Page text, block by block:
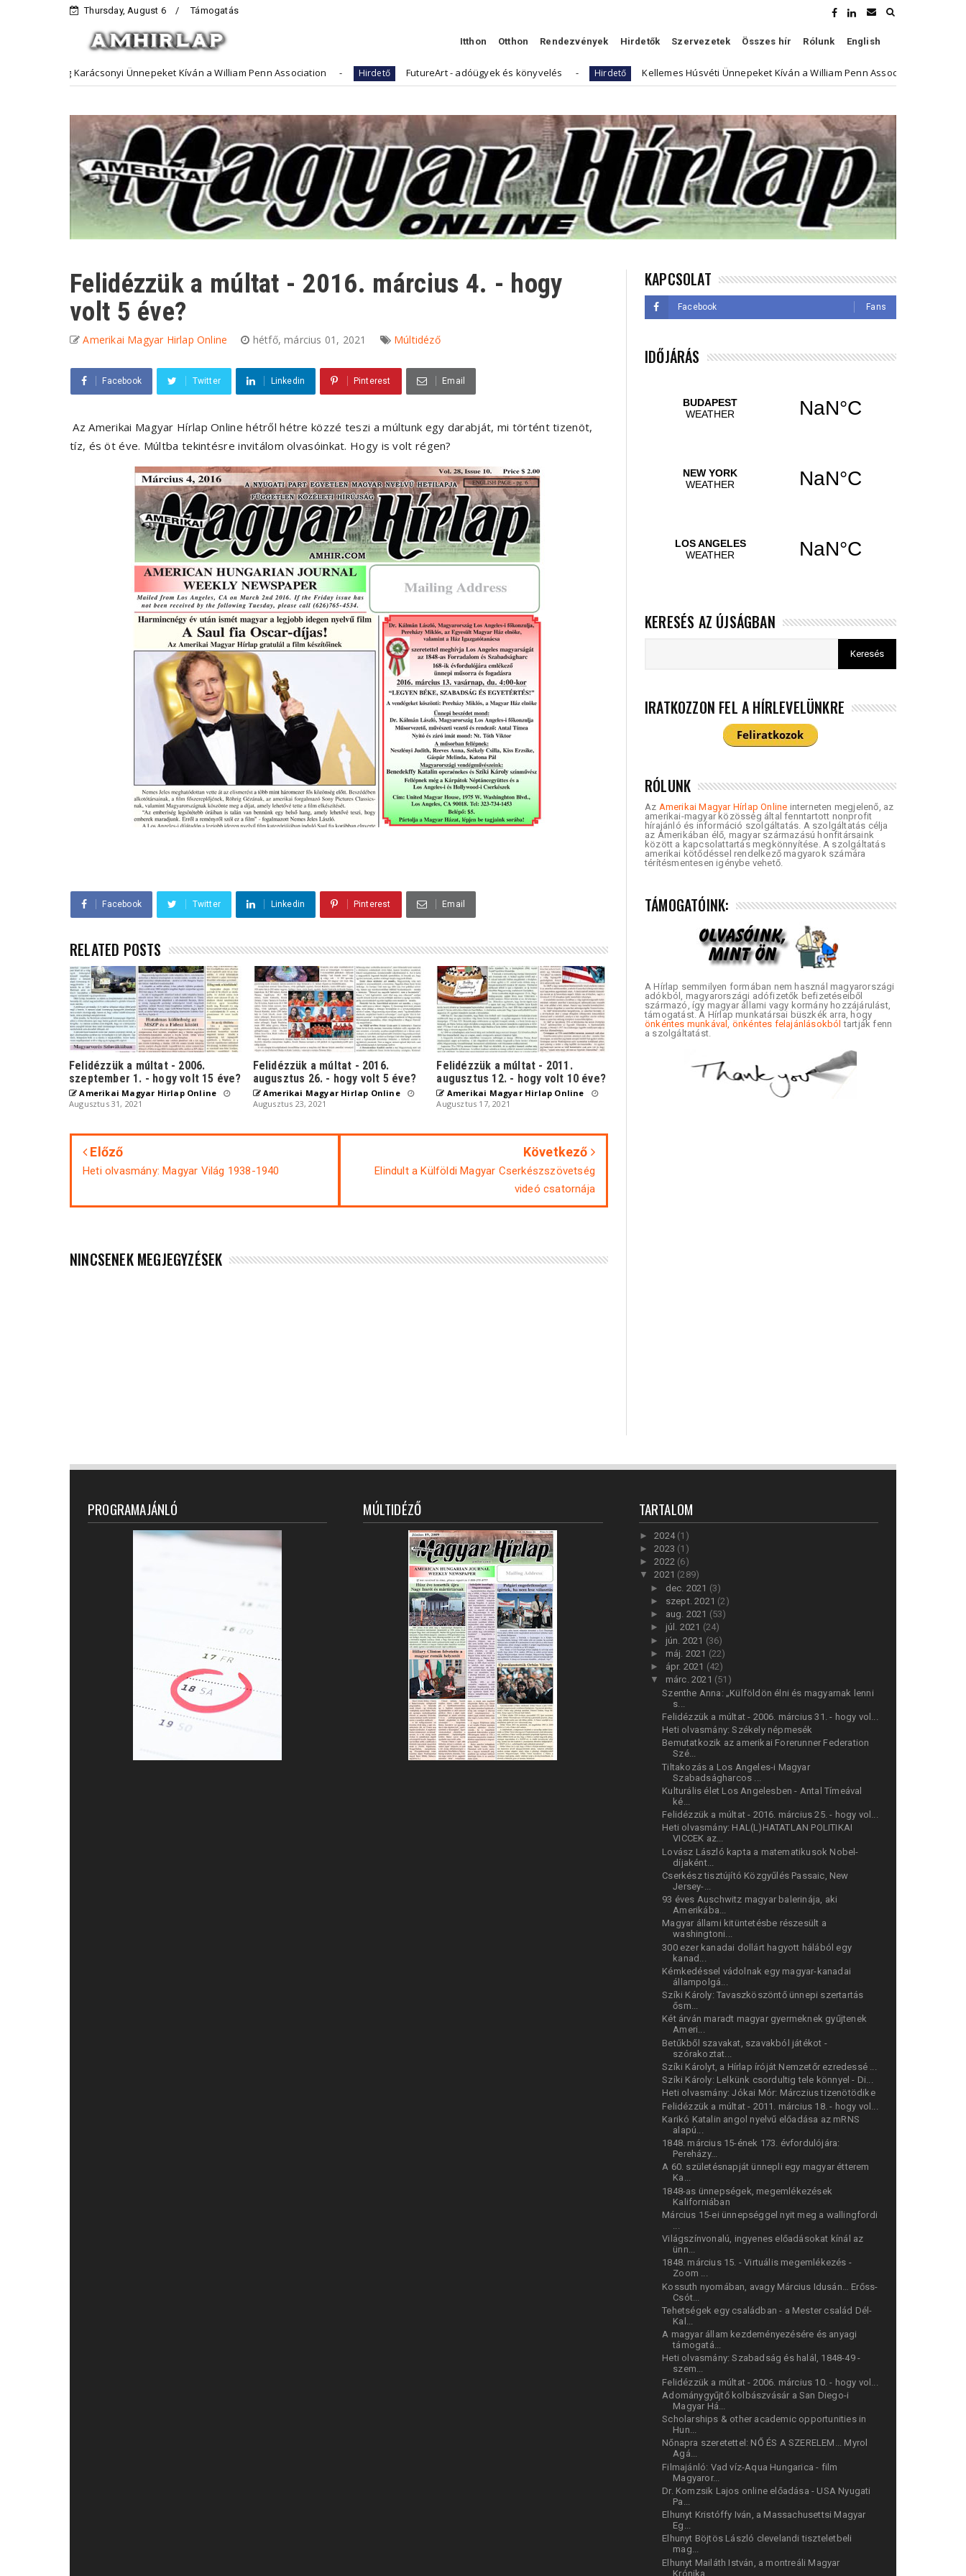
Thursday, August 6 Támogatás
Itthon Otthon Rendezvények Hirdetők Szervezetek Összes hír Rólunk English
Karácsonyi Ünnepeket Kíván a William Penn Association Hirdető FutureArt - adóügyek és könyvelés Hirdető Kellemes Húsvéti Ünnepeket Kíván a William Penn Association Kultúra
Felidézzük a múltat - 2016. március 4. - hogy
volt 5 éve?
Amerikai Magyar Hirlap Online hétfő, március 01, 2021 Múltidéző
Facebook Twitter Linkedin Pinterest Email
Az Amerikai Magyar Hírlap Online hétről hétre közzé teszi a múltunk egy darabját, mi történt tizenöt,
tíz, és öt éve. Múltba tekintésre invitálom olvasóinkat. Hogy is volt régen?
Facebook Twitter Linkedin Pinterest Email
RELATED POSTS
Felidézzük a múltat - 2006.
szeptember 1. - hogy volt 15 éve?
Amerikai Magyar Hirlap Online
Augusztus 31, 2021
Felidézzük a múltat - 2016.
augusztus 26. - hogy volt 5 éve?
Amerikai Magyar Hirlap Online
Augusztus 23, 2021
Felidézzük a múltat - 2011.
augusztus 12. - hogy volt 10 éve?
Amerikai Magyar Hirlap Online
Augusztus 17, 2021
Előző
Heti olvasmány: Magyar Világ 1938-1940
Következő
Elindult a Külföldi Magyar Cserkészszövetség
videó csatornája
NINCSENEK MEGJEGYZÉSEK
KAPCSOLAT
Facebook Fans
IDŐJÁRÁS
KERESÉS AZ ÚJSÁGBAN
IRATKOZZON FEL A HÍRLEVELÜNKRE
RÓLUNK
Az Amerikai Magyar Hírlap Online interneten megjelenő, az
amerikai-magyar közösség által fenntartott nonprofit
hírajánló és információ szolgáltatás. A szolgáltatás célja
az Amerikában élő, magyar származású honfitársaink
között a kapcsolattartás megkönnyítése. A szolgáltatás
amerikai kötődéssel rendelkező magyarok számára
térítésmentesen igénybe vehető.
TÁMOGATÓINK:
A Hírlap semmilyen formában nem használ magyarországi
adókból, magyarországi adófizetők befizetéseiből
származó, így magyar állami vagy kormány hozzájárulást,
támogatást. A Hírlap munkatársai büszkék arra, hogy
önkéntes munkával, önkéntes felajánlásokból tartják fenn
a szolgáltatást.
PROGRAMAJÁNLÓ MÚLTIDÉZŐ TARTALOM
►2024 (1)
►2023 (1)
►2022 (6)
▼2021 (289)
► dec. 2021 (3)
► szept. 2021 (2)
► aug. 2021 (53)
► júl. 2021 (24)
► jún. 2021 (36)
► máj. 2021 (22)
► ápr. 2021 (42)
▼ márc. 2021 (51)
Szenthe Anna: „Külföldön élni és magyarnak lenni
s...
Felidézzük a múltat - 2006. március 31. - hogy vol...
Heti olvasmány: Székely népmesék
Bemutatkozik az amerikai Forerunner Federation
Szé...
Tiltakozás a Los Angeles-i Magyar
Szabadságharcos ...
Kulturális élet Los Angelesben - Antal Tímeával
ké...
Felidézzük a múltat - 2016. március 25. - hogy vol...
Heti olvasmány: HAL(L)HATATLAN POLITIKAI
VICCEK az...
Lovász László kapta a matematikusok Nobel-
díjaként...
Cserkész tisztújító Közgyűlés Passaic, New
Jersey-...
93 éves Auschwitz magyar balerinája, aki
Amerikába...
Magyar állami kitüntetésbe részesült a
washingtoni...
300 ezer kanadai dollárt hagyott hálából egy
kanad...
Kémkedéssel vádolnak egy magyar-kanadai
állampolgá...
Szíki Károly: Tavaszköszöntő ünnepi szertartás
ősm...
Két árván maradt magyar gyermeknek gyűjtenek
Ameri...
Betűkből szavakat, szavakból játékot -
szórakoztat...
Szíki Károlyt, a Hírlap íróját Nemzetőr ezredessé ...
Szíki Károly: Lelkünk csordultig tele könnyel - Di...
Heti olvasmány: Jókai Mór: Márczius tizenötödike
Felidézzük a múltat - 2011. március 18. - hogy vol...
Karikó Katalin angol nyelvű előadása az mRNS
alapú...
1848. március 15-ének 173. évfordulójára:
Pereházy...
A 60. születésnapját ünnepli egy magyar étterem
Ka...
1848-as ünnepségek, megemlékezések
Kaliforniában
Március 15-ei ünnepséggel nyit meg a wallingfordi
Világszínvonalú, ingyenes előadásokat kínál az
ünn...
1848. március 15. - Virtuális megemlékezés -
Zoom ...
Kossuth nyomában, avagy Március Idusán… Erőss-
Csót...
Tehetségek egy családban - a Mester család Dél-
Kal...
A magyar állam kezdeményezésére és anyagi
támogatá...
Heti olvasmány: Szabadság és halál, 1848-49 -
szem...
Felidézzük a múltat - 2006. március 10. - hogy vol...
Adománygyűjtő kolbászvásár a San Diego-i
Magyar Há...
Scholarships & other academic opportunities in
Hun...
Nőnapra szeretettel: NŐ ÉS A SZERELEM... Myrol
Agá...
Filmajánló: Vad víz-Aqua Hungarica - film
Magyaror...
Dr. Komzsik Lajos online előadása - USA Nyugati
Pa...
Elhunyt Kristóffy Iván, a Massachusettsi Magyar
Eg...
Elhunyt Böjtös László clevelandi tiszteletbeli
mag...
Elhunyt Mailáth István, a montreáli Magyar
Krónika...